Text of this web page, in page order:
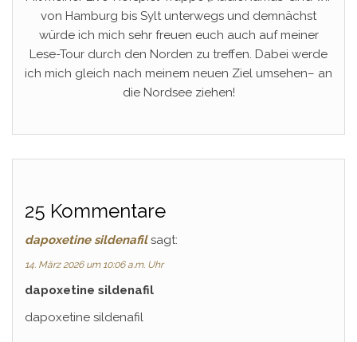
von Hamburg bis Sylt unterwegs und demnächst
würde ich mich sehr freuen euch auch auf meiner
Lese-Tour durch den Norden zu treffen. Dabei werde
ich mich gleich nach meinem neuen Ziel umsehen– an
die Nordsee ziehen!
25 Kommentare
dapoxetine sildenafil sagt:
14. März 2026 um 10:06 a.m. Uhr
dapoxetine sildenafil
dapoxetine sildenafil